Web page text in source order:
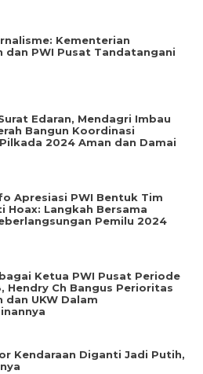
Kementerian
dan PWI Pusat Tandatangani
Edaran, Mendagri Imbau
Bangun Koordinasi
2024 Aman dan Damai
Apresiasi PWI Bentuk Tim
Hoax: Langkah Bersama
Pemilu 2024
Ketua PWI Pusat Periode
Hendry Ch Bangus Perioritas
dan UKW Dalam
Kendaraan Diganti Jadi Putih,